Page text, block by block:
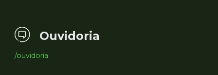
Ouvidoria
/ouvidoria